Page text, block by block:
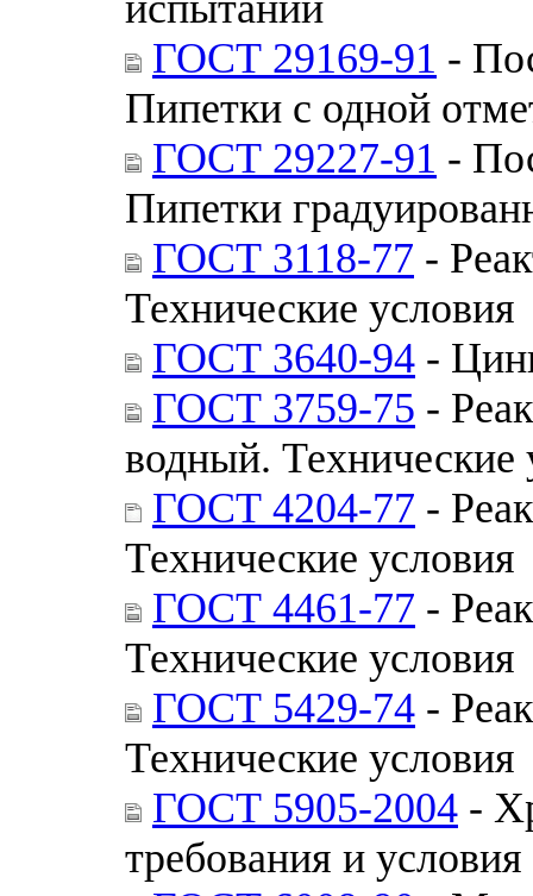
ГОСТ 29169-91 -
Пипетки с одной
ГОСТ 29227-91 -
Пипетки
ГОСТ 3118-77 -
Технические условия
ГОСТ 3640-94 -
ГОСТ 3759-75 -
водный. Технические
ГОСТ 4204-77 -
Технические условия
ГОСТ 4461-77 -
Технические условия
ГОСТ 5429-74 -
Технические условия
ГОСТ 5905-2004 -
требования и